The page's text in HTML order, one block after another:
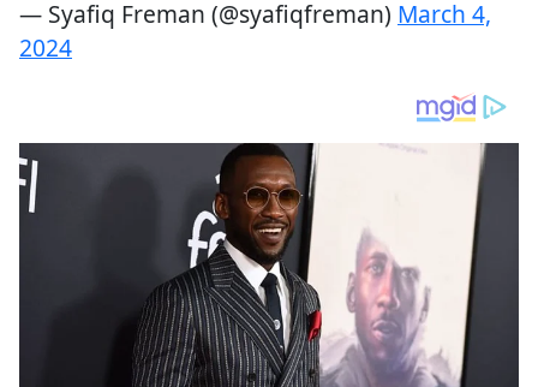
— Syafiq Freman (@syafiqfreman) March 4,
2024